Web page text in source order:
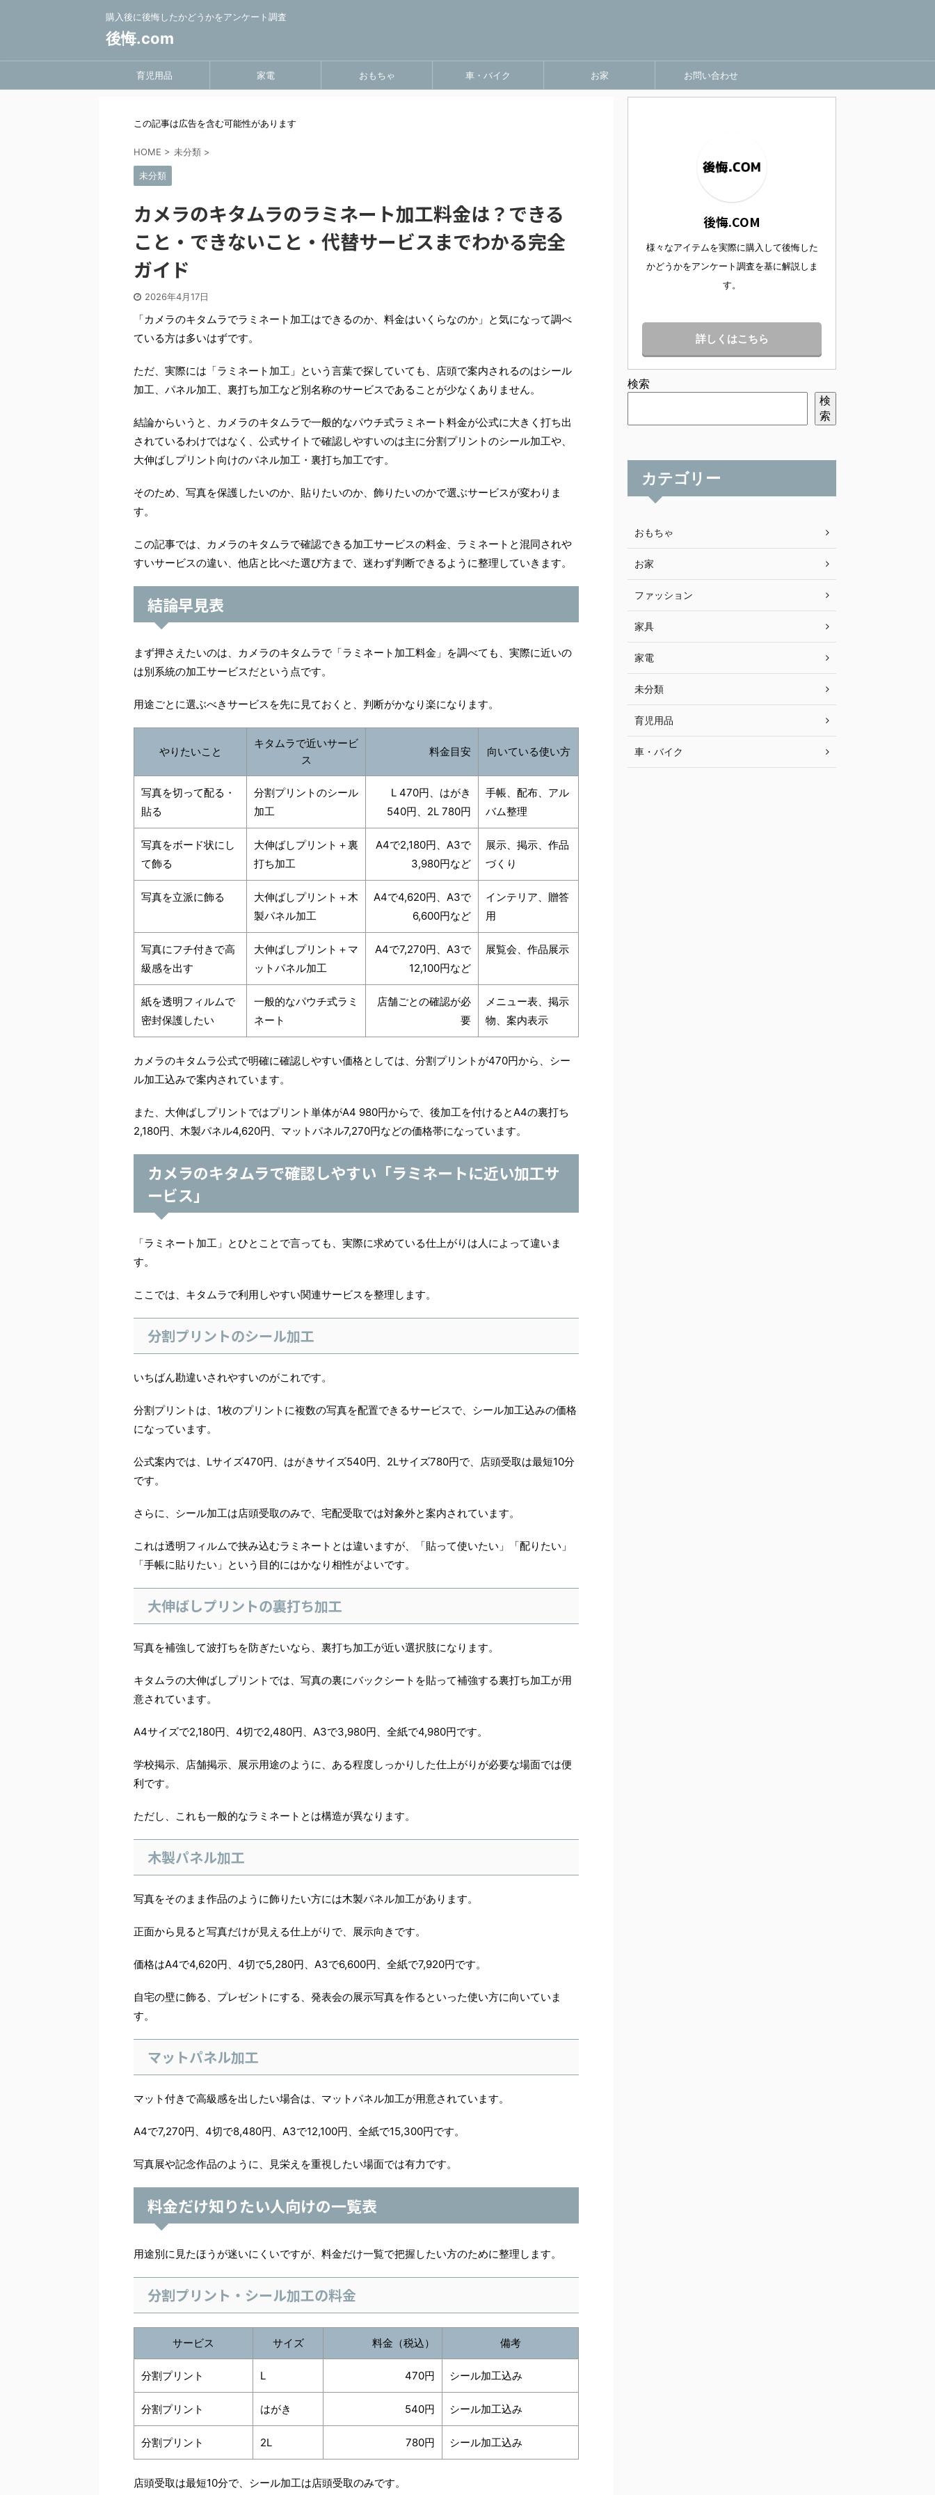
購入後に後悔したかどうかをアンケート調査
後悔.com
育児用品 家電 おもちゃ 車・バイク お家 お問い合わせ
この記事は広告を含む可能性があります
HOME > 未分類 >
未分類
カメラのキタムラのラミネート加工料金は？できる
こと・できないこと・代替サービスまでわかる完全
ガイド
2026年4月17日
「カメラのキタムラでラミネート加工はできるのか、料金はいくらなのか」と気になって調べ
ている方は多いはずです。
ただ、実際には「ラミネート加工」という言葉で探していても、店頭で案内されるのはシール
加工、パネル加工、裏打ち加工など別名称のサービスであることが少なくありません。
結論からいうと、カメラのキタムラで一般的なパウチ式ラミネート料金が公式に大きく打ち出
されているわけではなく、公式サイトで確認しやすいのは主に分割プリントのシール加工や、
大伸ばしプリント向けのパネル加工・裏打ち加工です。
そのため、写真を保護したいのか、貼りたいのか、飾りたいのかで選ぶサービスが変わりま
す。
この記事では、カメラのキタムラで確認できる加工サービスの料金、ラミネートと混同されや
すいサービスの違い、他店と比べた選び方まで、迷わず判断できるように整理していきます。
結論早見表
まず押さえたいのは、カメラのキタムラで「ラミネート加工料金」を調べても、実際に近いの
は別系統の加工サービスだという点です。
用途ごとに選ぶべきサービスを先に見ておくと、判断がかなり楽になります。
やりたいこと
キタムラで近いサービ
ス
料金目安 向いている使い方
写真を切って配る・
貼る
分割プリントのシール
加工
L 470円、はがき
540円、2L 780円
手帳、配布、アル
バム整理
写真をボード状にし
て飾る
大伸ばしプリント＋裏
打ち加工
A4で2,180円、A3で
3,980円など
展示、掲示、作品
づくり
写真を立派に飾る
大伸ばしプリント＋木
製パネル加工
A4で4,620円、A3で
6,600円など
インテリア、贈答
用
写真にフチ付きで高
級感を出す
大伸ばしプリント＋マ
ットパネル加工
A4で7,270円、A3で
12,100円など
展覧会、作品展示
紙を透明フィルムで
密封保護したい
一般的なパウチ式ラミ
ネート
店舗ごとの確認が必
要
メニュー表、掲示
物、案内表示
カメラのキタムラ公式で明確に確認しやすい価格としては、分割プリントが470円から、シー
ル加工込みで案内されています。
また、大伸ばしプリントではプリント単体がA4 980円からで、後加工を付けるとA4の裏打ち
2,180円、木製パネル4,620円、マットパネル7,270円などの価格帯になっています。
カメラのキタムラで確認しやすい「ラミネートに近い加工サ
ービス」
「ラミネート加工」とひとことで言っても、実際に求めている仕上がりは人によって違いま
す。
ここでは、キタムラで利用しやすい関連サービスを整理します。
分割プリントのシール加工
いちばん勘違いされやすいのがこれです。
分割プリントは、1枚のプリントに複数の写真を配置できるサービスで、シール加工込みの価格
になっています。
公式案内では、Lサイズ470円、はがきサイズ540円、2Lサイズ780円で、店頭受取は最短10分
です。
さらに、シール加工は店頭受取のみで、宅配受取では対象外と案内されています。
これは透明フィルムで挟み込むラミネートとは違いますが、「貼って使いたい」「配りたい」
「手帳に貼りたい」という目的にはかなり相性がよいです。
大伸ばしプリントの裏打ち加工
写真を補強して波打ちを防ぎたいなら、裏打ち加工が近い選択肢になります。
キタムラの大伸ばしプリントでは、写真の裏にバックシートを貼って補強する裏打ち加工が用
意されています。
A4サイズで2,180円、4切で2,480円、A3で3,980円、全紙で4,980円です。
学校掲示、店舗掲示、展示用途のように、ある程度しっかりした仕上がりが必要な場面では便
利です。
ただし、これも一般的なラミネートとは構造が異なります。
木製パネル加工
写真をそのまま作品のように飾りたい方には木製パネル加工があります。
正面から見ると写真だけが見える仕上がりで、展示向きです。
価格はA4で4,620円、4切で5,280円、A3で6,600円、全紙で7,920円です。
自宅の壁に飾る、プレゼントにする、発表会の展示写真を作るといった使い方に向いていま
す。
マットパネル加工
マット付きで高級感を出したい場合は、マットパネル加工が用意されています。
A4で7,270円、4切で8,480円、A3で12,100円、全紙で15,300円です。
写真展や記念作品のように、見栄えを重視したい場面では有力です。
料金だけ知りたい人向けの一覧表
用途別に見たほうが迷いにくいですが、料金だけ一覧で把握したい方のために整理します。
分割プリント・シール加工の料金
サービス サイズ 料金（税込） 備考
分割プリント L 470円 シール加工込み
分割プリント はがき 540円 シール加工込み
分割プリント 2L 780円 シール加工込み
店頭受取は最短10分で、シール加工は店頭受取のみです。
後悔.COM
様々なアイテムを実際に購入して後悔した
かどうかをアンケート調査を基に解説しま
す。
詳しくはこちら
検索
検
索
カテゴリー
おもちゃ
お家
ファッション
家具
家電
未分類
育児用品
車・バイク